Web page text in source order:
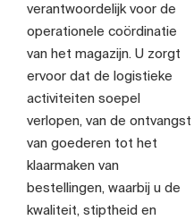
verantwoordelijk voor de
operationele coördinatie
van het magazijn. U zorgt
ervoor dat de logistieke
activiteiten soepel
verlopen, van de ontvangst
van goederen tot het
klaarmaken van
bestellingen, waarbij u de
kwaliteit, stiptheid en